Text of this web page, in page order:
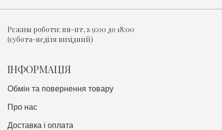
Режим роботи: пн-пт, з 9:00 до 18:00
(субота-неділя вихідний)
ІНФОРМАЦІЯ
Обмін та повернення товару
Про нас
Доставка i оплата